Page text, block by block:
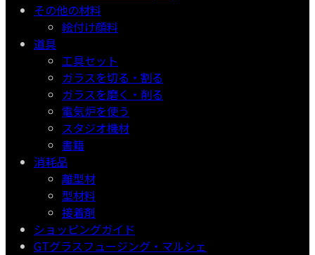
その他の材料
絵付け顔料
道具
工具セット
ガラスを切る・割る
ガラスを磨く・削る
電気炉を使う
スタジオ機材
書籍
消耗品
離型材
型材料
接着剤
ショッピングガイド
GTグラスフュージング・マルシェ